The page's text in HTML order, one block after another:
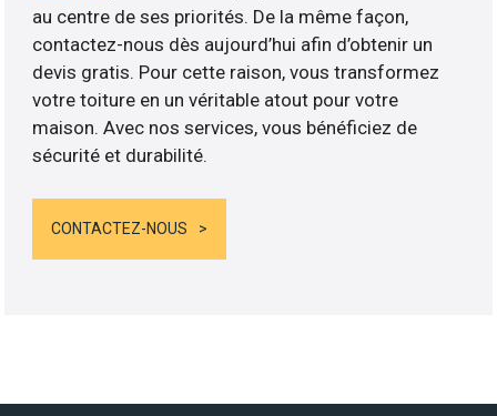
au centre de ses priorités. De la même façon,
contactez-nous dès aujourd’hui afin d’obtenir un
devis gratis. Pour cette raison, vous transformez
votre toiture en un véritable atout pour votre
maison. Avec nos services, vous bénéficiez de
sécurité et durabilité.
CONTACTEZ-NOUS